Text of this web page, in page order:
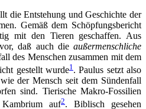
die Entstehung und Geschichte der
Gemäß dem Schöpfungsbericht
mit den Tieren geschaffen. Aus
daß auch die außermenschliche
des Menschen zusammen mit dem
gestellt wurde1. Paulus setzt also
der Mensch seit dem Sündenfall
sind. Tierische Makro-Fossilien
auf2. Biblisch gesehen